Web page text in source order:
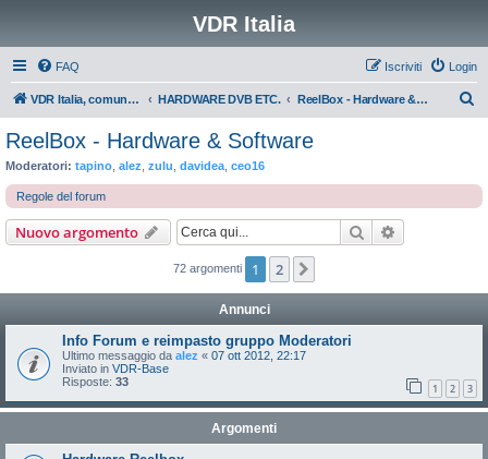
VDR Italia
FAQ Login
Iscriviti
VDR Italia, comunità italiana utilizzatori VDR HARDWARE DVB ETC. ReelBox - Hardware & Software
a
ReelBox - Hardware & Software
Moderatori: tapino alez zulu davidea ceo16
Regole del forum
Nuovo argomento Cerca
72 argomenti 1 2
Annunci
Info Forum e reimpasto gruppo Moderatori
Ultimo messaggio da alez « 07 ott 2012, 22:17
Inviato in VDR-Base
Risposte: 33 1 2 3
Argomenti